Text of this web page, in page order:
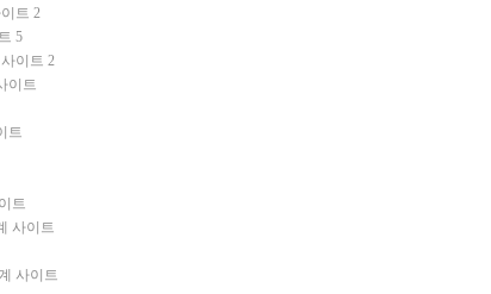
트 2
5
이트 2
이트
트
트
사이트
사이트